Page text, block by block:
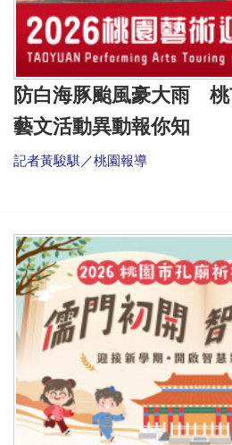
防白海豚颱風豪大雨
藝文活動異動報你知
記者黃駿騏／桃園報導